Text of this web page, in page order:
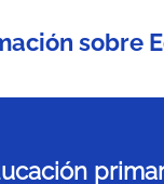
sobre